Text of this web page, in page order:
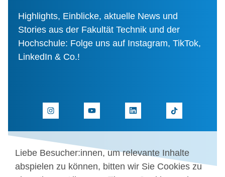
Highlights, Einblicke, aktuelle News und
Stories aus der Fakultät Technik und der
Hochschule: Folge uns auf Instagram, TikTok,
LinkedIn & Co.!
Liebe Besucher:innen, um relevante Inhalte
abspielen zu können, bitten wir Sie Cookies zu